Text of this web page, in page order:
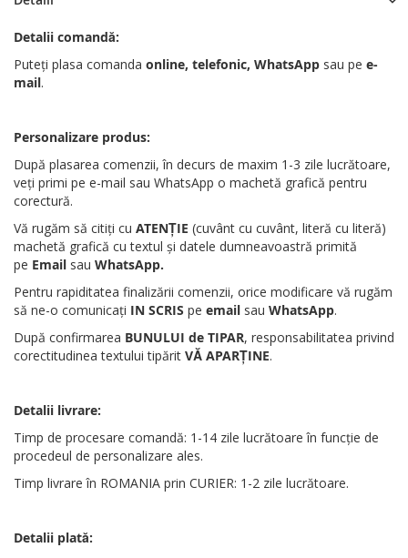
Detalii comandă:
Puteți plasa comanda online, telefonic, WhatsApp sau pe e-
mail.
Personalizare produs:
După plasarea comenzii, în decurs de maxim 1-3 zile lucrătoare,
veți primi pe e-mail sau WhatsApp o machetă grafică pentru
corectură.
Vă rugăm să citiți cu ATENȚIE (cuvânt cu cuvânt, literă cu literă)
machetă grafică cu textul și datele dumneavoastră primită
pe Email sau WhatsApp.
Pentru rapiditatea finalizării comenzii, orice modificare vă rugăm
să ne-o comunicați IN SCRIS pe email sau WhatsApp.
După confirmarea BUNULUI de TIPAR, responsabilitatea privind
corectitudinea textului tipărit VĂ APARȚINE.
Detalii livrare:
Timp de procesare comandă: 1-14 zile lucrătoare în funcție de
procedeul de personalizare ales.
Timp livrare în ROMANIA prin CURIER: 1-2 zile lucrătoare.
Detalii plată: